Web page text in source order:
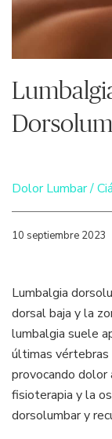
Dolor Lumbar /
10 septiembre 2023
Lumbalgia
dorsal baja y la
lumbalgia suele
últimas vértebras
provocando dolor
fisioterapia y la
dorsolumbar y